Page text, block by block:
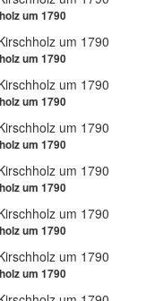
um 1790
um 1790
um 1790
um 1790
um 1790
um 1790
um 1790